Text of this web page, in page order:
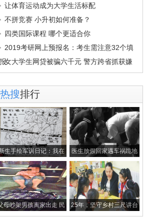
让体育运动成为大学生活标配
不拼竞赛 小升初如何准备？
四类国际课程 哪个更适合你
2019考研网上预报名：考生需注意32个填
报女大学生网贷被骗六千元 警方跨省抓获嫌
热搜排行
生手绘军训日记：我在
教官眼中可
医生放假回家遇车祸跪地
救人 遗憾
母吵架男孩离家出走 民
警调取600
25年，坚守乡村三尺讲台